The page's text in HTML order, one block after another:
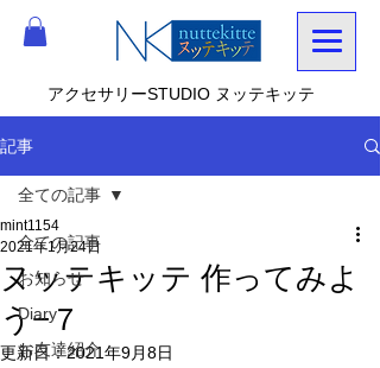
アクセサリーSTUDIO ヌッテキッテ
記事
全ての記事
お知らせ
Diary
お友達紹介
全ての記事
ヌッテキッテ 作ってみよ
う−７
mint1154
2021年1月24日
更新日：2021年9月8日